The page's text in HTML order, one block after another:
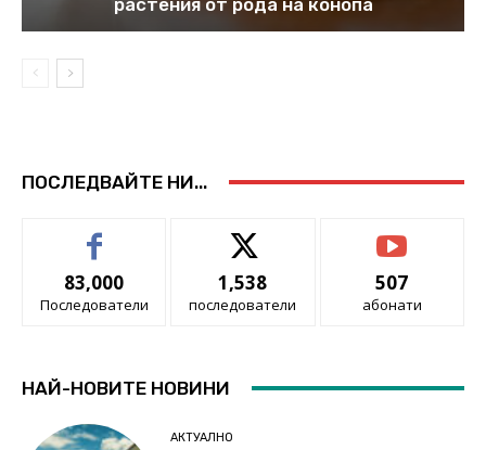
ПОСЛЕДВАЙТЕ НИ...
83,000
Последователи
1,538
последователи
507
абонати
НАЙ-НОВИТЕ НОВИНИ
АКТУАЛНО